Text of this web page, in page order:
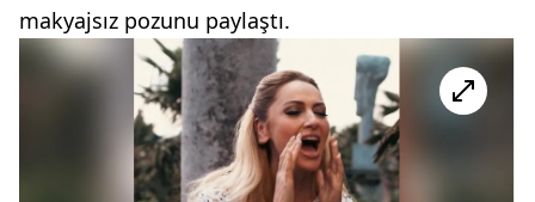
makyajsız pozunu paylaştı.